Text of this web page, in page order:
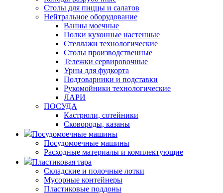
Столы для пиццы и салатов
Нейтральное оборудование
Ванны моечные
Полки кухонные настенные
Стеллажи технологические
Столы производственные
Тележки сервировочные
Урны для фудкорта
Подтоварники и подставки
Рукомойники технологические
ЛАРИ
ПОСУДА
Кастрюли, сотейники
Сковороды, казаны
Посудомоечные машины
Посудомоечные машины
Расходные материалы и комплектующие
Пластиковая тара
Складские и полочные лотки
Мусорные контейнеры
Пластиковые поддоны